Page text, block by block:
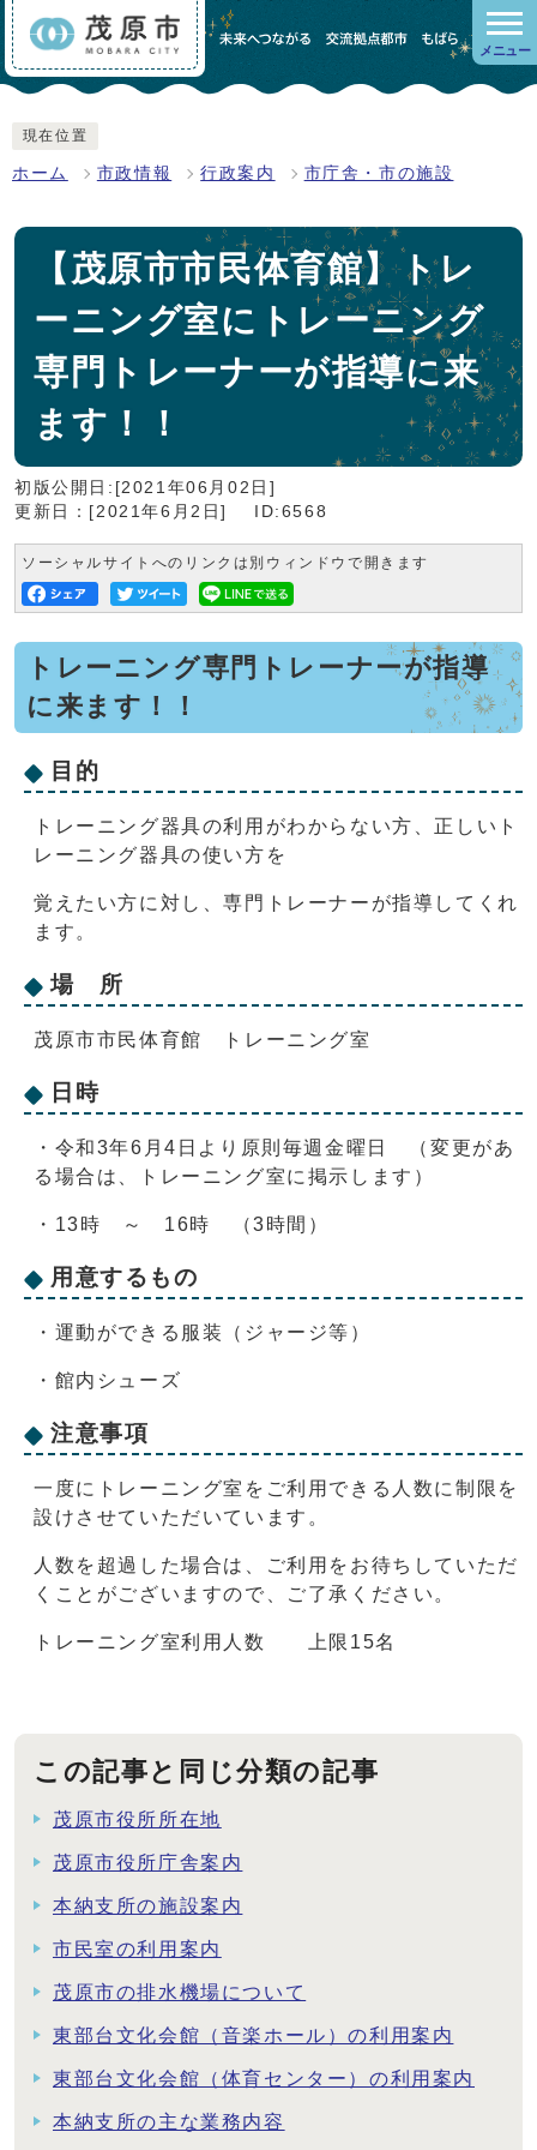
メニュー
現在位置
ホーム 市政情報 行政案内 市庁舎・市の施設
【茂原市市民体育館】トレ
ーニング室にトレーニング
専門トレーナーが指導に来
ます！！
初版公開日:[2021年06月02日]
更新日：[2021年6月2日]
ID:6568
ソーシャルサイトへのリンクは別ウィンドウで開きます
トレーニング専門トレーナーが指導
に来ます！！
目的
トレーニング器具の利用がわからない方、正しいト
レーニング器具の使い方を
覚えたい方に対し、専門トレーナーが指導してくれ
ます。
場 所
茂原市市民体育館 トレーニング室
日時
・令和3年6月4日より原則毎週金曜日 （変更があ
る場合は、トレーニング室に掲示します）
・13時 ～ 16時 （3時間）
用意するもの
・運動ができる服装（ジャージ等）
・館内シューズ
注意事項
一度にトレーニング室をご利用できる人数に制限を
設けさせていただいています。
人数を超過した場合は、ご利用をお待ちしていただ
くことがございますので、ご了承ください。
トレーニング室利用人数 上限15名
この記事と同じ分類の記事
茂原市役所所在地
茂原市役所庁舎案内
本納支所の施設案内
市民室の利用案内
茂原市の排水機場について
東部台文化会館（音楽ホール）の利用案内
東部台文化会館（体育センター）の利用案内
本納支所の主な業務内容